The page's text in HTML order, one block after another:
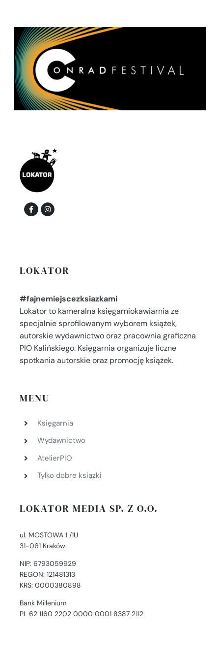
LOKATOR
#fajnemiejscezksiazkami
Lokator to kameralna księgarniokawiarnia ze
specjalnie sprofilowanym wyborem książek,
autorskie wydawnictwo oraz pracownia graficzna
PIO Kalińskiego. Księgarnia organizuje liczne
spotkania autorskie oraz promocję książek.
MENU
Księgarnia
Wydawnictwo
AtelierPIO
Tylko dobre książki
LOKATOR MEDIA SP. Z O.O.
ul. MOSTOWA 1 /1U
31-061 Kraków
NIP: 6793059929
REGON: 121481313
KRS: 0000380898
Bank Millenium
PL 62 1160 2202 0000 0001 8387 2112